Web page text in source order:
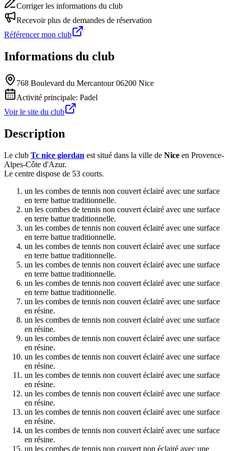
Corriger les informations du club
Recevoir plus de demandes de réservation
Référencer mon club
Informations du club
768 Boulevard du Mercantour 06200 Nice
Activité principale: Padel
Voir le site du club
Description
Le club Tc nice giordan est situé dans la ville de Nice en Provence-
Alpes-Côte d'Azur.
Le centre dispose de 53 courts.
un les combes de tennis non couvert éclairé avec une surface
en terre battue traditionnelle.
un les combes de tennis non couvert éclairé avec une surface
en terre battue traditionnelle.
un les combes de tennis non couvert éclairé avec une surface
en terre battue traditionnelle.
un les combes de tennis non couvert éclairé avec une surface
en terre battue traditionnelle.
un les combes de tennis non couvert éclairé avec une surface
en terre battue traditionnelle.
un les combes de tennis non couvert éclairé avec une surface
en terre battue traditionnelle.
un les combes de tennis non couvert éclairé avec une surface
en résine.
un les combes de tennis non couvert éclairé avec une surface
en résine.
un les combes de tennis non couvert éclairé avec une surface
en résine.
un les combes de tennis non couvert éclairé avec une surface
en résine.
un les combes de tennis non couvert éclairé avec une surface
en résine.
un les combes de tennis non couvert éclairé avec une surface
en résine.
un les combes de tennis non couvert éclairé avec une surface
en résine.
un les combes de tennis non couvert éclairé avec une surface
en résine.
un les combes de tennis non couvert non éclairé avec une